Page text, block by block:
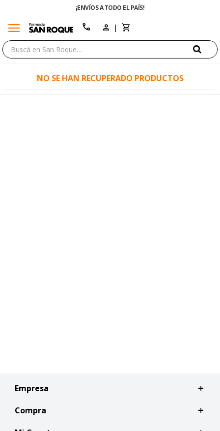
¡ENVÍOS A TODO EL PAÍS!
menu call
NO SE HAN RECUPERADO PRODUCTOS
Empresa
Compra
close